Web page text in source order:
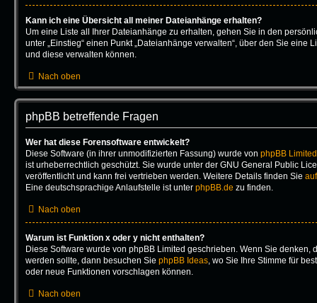
Kann ich eine Übersicht all meiner Dateianhänge erhalten?
Um eine Liste all Ihrer Dateianhänge zu erhalten, gehen Sie in den
unter „Einstieg“ einen Punkt „Dateianhänge verwalten“, über den Sie eine
und diese verwalten können.
Nach oben
phpBB betreffende Fragen
Wer hat diese Forensoftware entwickelt?
Diese Software (in ihrer unmodifizierten Fassung) wurde von phpBB Limited
ist urheberrechtlich geschützt. Sie wurde unter der GNU General Public
veröffentlicht und kann frei vertrieben werden. Weitere Details finden Sie
Eine deutschsprachige Anlaufstelle ist unter phpBB.de zu finden.
Nach oben
Warum ist Funktion x oder y nicht enthalten?
Diese Software wurde von phpBB Limited geschrieben. Wenn Sie denken,
werden sollte, dann besuchen Sie phpBB Ideas , wo Sie Ihre Stimme für
oder neue Funktionen vorschlagen können.
Nach oben